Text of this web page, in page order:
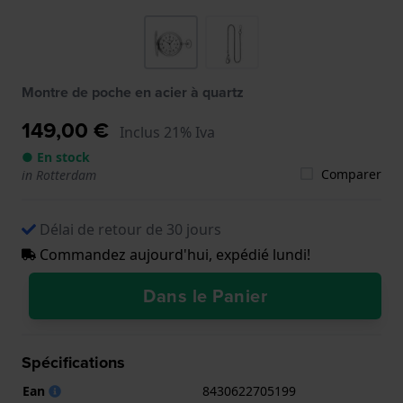
Montre de poche en acier à quartz
149,00 € Inclus 21% Iva
● En stock
in Rotterdam
Comparer
Délai de retour de 30 jours
Commandez aujourd'hui, expédié lundi!
Dans le Panier
Spécifications
Ean
8430622705199